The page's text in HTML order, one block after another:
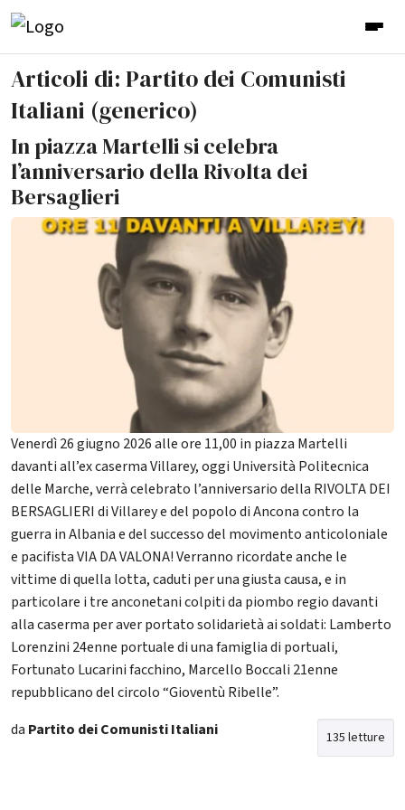
Articoli di: Partito dei Comunisti
Italiani (generico)
In piazza Martelli si celebra
l’anniversario della Rivolta dei
Bersaglieri
Venerdì 26 giugno 2026 alle ore 11,00 in piazza Martelli
davanti all’ex caserma Villarey, oggi Università Politecnica
delle Marche, verrà celebrato l’anniversario della RIVOLTA DEI
BERSAGLIERI di Villarey e del popolo di Ancona contro la
guerra in Albania e del successo del movimento anticoloniale
e pacifista VIA DA VALONA! Verranno ricordate anche le
vittime di quella lotta, caduti per una giusta causa, e in
particolare i tre anconetani colpiti da piombo regio davanti
alla caserma per aver portato solidarietà ai soldati: Lamberto
Lorenzini 24enne portuale di una famiglia di portuali,
Fortunato Lucarini facchino, Marcello Boccali 21enne
repubblicano del circolo “Gioventù Ribelle”.
135 letture
da Partito dei Comunisti Italiani